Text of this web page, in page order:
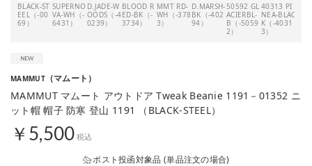
BLACK-ST
EEL（-00
69）
SUPERNO
VA-WH（-
6431）
D.JADE-W
OODS（-4
0239）
BLOOD R
ED-BK（-
3734）
MMT RD-
WH（-378
3）
D.MARSH-
BK（-402
94）
50592 GL
ACIERBL-
B（-5059
2）
40313 PI
NEA-BLAC
K（-4031
3）
MAMMUT（マムート）
MAMMUT マムート アウトドア Tweak Beanie 1191－01352 ニ
ット帽 帽子 防寒 登山 1191 （BLACK-STEEL）
￥5,500 税込
ポスト投函対象品 (単品注文の場合)